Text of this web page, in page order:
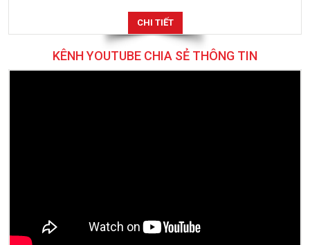
CHI TIẾT
KÊNH YOUTUBE CHIA SẺ THÔNG TIN